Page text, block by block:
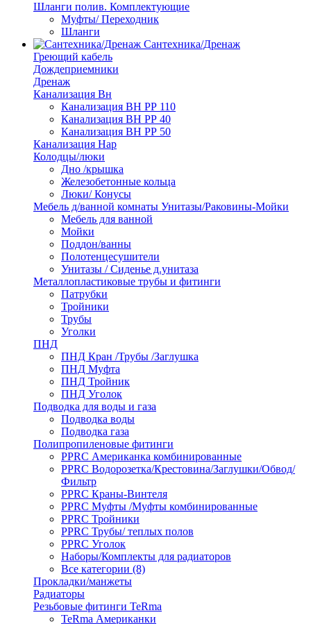
Шланги полив. Комплектующие
Муфты/ Переходник
Шланги
Сантехника/Дренаж
Греющий кабель
Дождеприемники
Дренаж
Канализация Вн
Канализация ВН РР 110
Канализация ВН РР 40
Канализация ВН РР 50
Канализация Нар
Колодцы/люки
Дно /крышка
Железобетонные кольца
Люки/ Конусы
Мебель д/ванной комнаты Унитазы/Раковины-Мойки
Мебель для ванной
Мойки
Поддон/ванны
Полотенцесушители
Унитазы / Сиденье д.унитаза
Металлопластиковые трубы и фитинги
Патрубки
Тройники
Трубы
Уголки
ПНД
ПНД Кран /Трубы /Заглушка
ПНД Муфта
ПНД Тройник
ПНД Уголок
Подводка для воды и газа
Подводка воды
Подводка газа
Полипропиленовые фитинги
PPRC Американка комбинированные
PPRC Водорозетка/Крестовина/Заглушки/Обвод/
Фильтр
PPRC Краны-Винтеля
PPRC Муфты /Муфты комбинированные
PPRC Тройники
PPRC Трубы/ теплых полов
PPRC Уголок
Наборы/Комплекты для радиаторов
Все категории (8)
Прокладки/манжеты
Радиаторы
Резьбовые фитинги TeRma
TeRma Американки